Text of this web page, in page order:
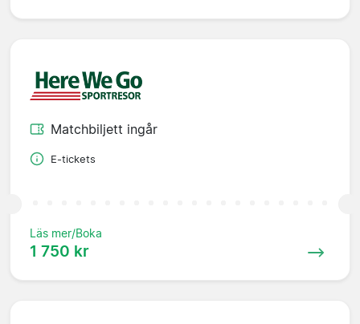
Matchbiljett ingår
E-tickets
Läs mer/Boka
1 750 kr